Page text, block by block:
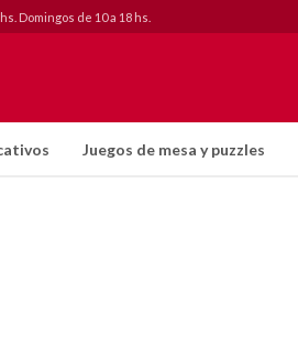
Juegos de mesa y puzzles
Domingos de 10 a 18 hs.